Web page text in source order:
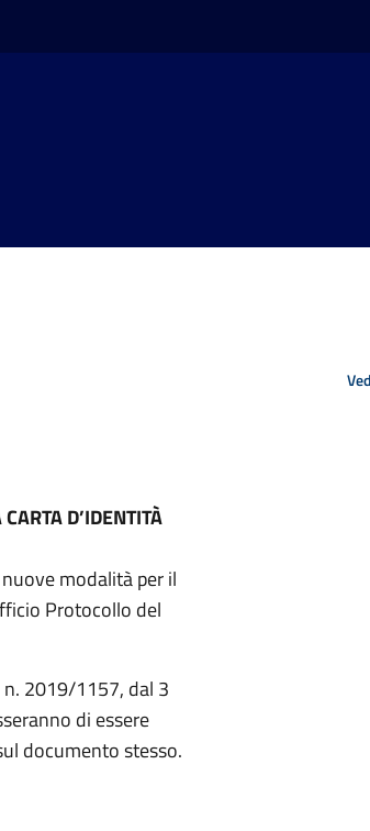
D’IDENTITÀ
modalità per il
Protocollo del
n. 2019/1157, dal 3
di essere
documento stesso.